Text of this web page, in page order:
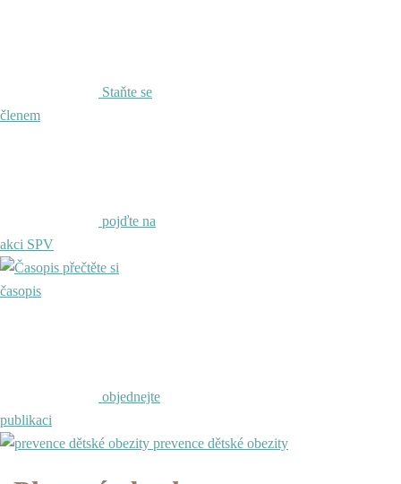
Staňte se
členem
pojďte na
akci SPV
přečtěte si
časopis
objednejte
publikaci
prevence dětské obezity